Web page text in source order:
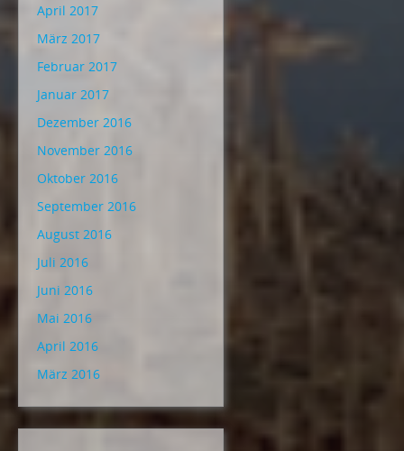
April 2017
März 2017
Februar 2017
Januar 2017
Dezember 2016
November 2016
Oktober 2016
September 2016
August 2016
Juli 2016
Juni 2016
Mai 2016
April 2016
März 2016